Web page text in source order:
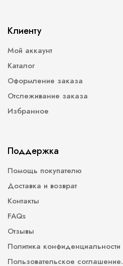
Клиенту
Мой аккаунт
Каталог
Оформление заказа
Отслеживание заказа
Избранное
Поддержка
Помощь покупателю
Доставка и возврат
Контакты
FAQs
Отзывы
Политика конфиденциальности
Пользовательское соглашение.